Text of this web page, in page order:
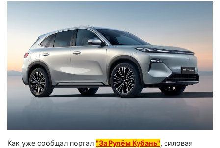
Как уже сообщал портал "За Рулём Кубань", силовая